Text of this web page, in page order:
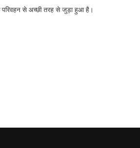
परिवहन से अच्छी तरह से जुड़ा हुआ है।